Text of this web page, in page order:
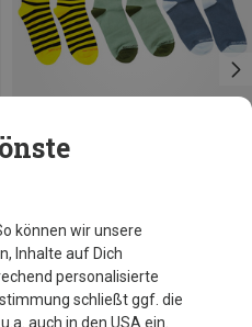
Bavarian Caps
Kinder Janosch 3er Pack Socken
29,95 €
31|32|33|34|35
36|37|38|39|40
41|42|43|44|45|46
können wir unsere
Inhalte auf Dich
personalisierte
schließt ggf. die
auch in den USA ein.